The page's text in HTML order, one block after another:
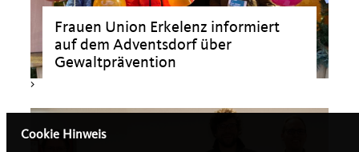
Frauen Union Erkelenz informiert
auf dem Adventsdorf über
Gewaltprävention
>
Cookie Hinweis